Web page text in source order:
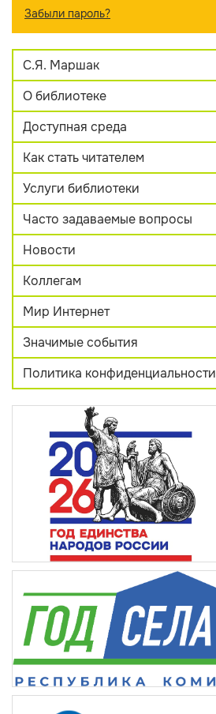
Забыли пароль?
С.Я. Маршак
О библиотеке
Доступная среда
Как стать читателем
Услуги библиотеки
Часто задаваемые вопросы
Новости
Коллегам
Мир Интернет
Значимые события
Политика конфиденциальности